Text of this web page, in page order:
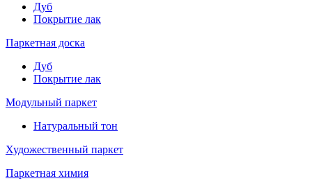
Дуб
Покрытие лак
Паркетная доска
Дуб
Покрытие лак
Модульный паркет
Натуральный тон
Художественный паркет
Паркетная химия